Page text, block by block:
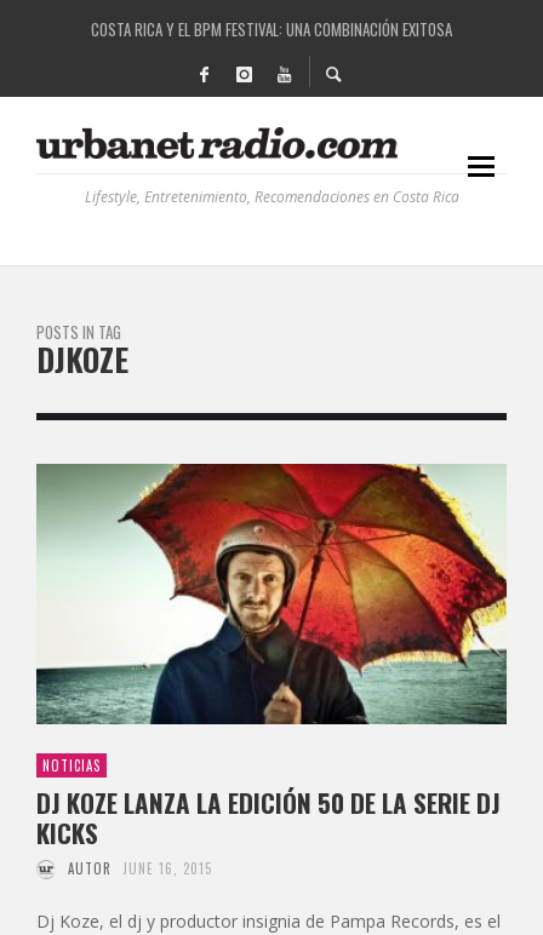
COSTA RICA Y EL BPM FESTIVAL: UNA COMBINACIÓN EXITOSA
RUTAS NATURBANAS: EL PROYECTO QUE ESTÁ TRANSFORMANDO LA CALIDAD DE
LA HISTORIA DETRÁS DE LA MÚSICA ELECTRÓNICA: BBC RADIOPHONIC WORKSHOP
Lifestyle, Entretenimiento, Recomendaciones en Costa Rica
POSTS IN TAG
DJKOZE
NOTICIAS
DJ KOZE LANZA LA EDICIÓN 50 DE LA SERIE DJ
KICKS
AUTOR JUNE 16, 2015
Dj Koze, el dj y productor insignia de Pampa Records, es el